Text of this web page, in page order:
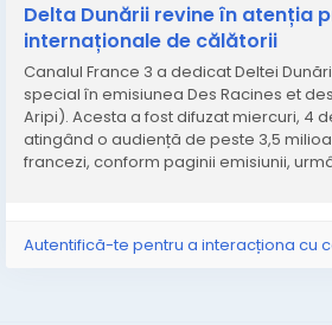
Delta Dunării revine în atenția
internaționale de călătorii
Canalul France 3 a dedicat Deltei
special în emisiunea Des Racines et
Aripi). Acesta a fost difuzat miercuri, 4
atingând o audiență de peste 3,5
francezi, conform paginii emisiunii,
Autentifică-te pentru a interacționa cu